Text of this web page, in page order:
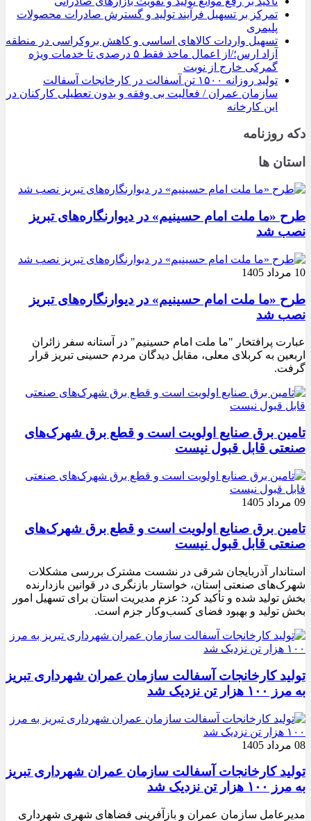
تمرکز بر تسهیل فرآیند تولید و گسترش صادرات محصولات
پلیمری
تسهیل واردات کالاهای اساسی و کاهش بروکراسی در منطقه
آزاد ارس؛/از اعمال ماخذ فقط ۵ درصدی تا خدمات ویژه
گمرکی خارج از نوبت
تولید روزانه ۱۵۰۰ تن آسفالت در کارخانجات آسفالت
سازمان عمران / فعالیت بی وفقه و بدون تعطیلی کارکنان در
این کارخانه
دکه روزنامه
استان ها
طرح «ما ملت امام حسینیم» در دیوارنگاره‌های تبریز
نصب شد
10 مرداد 1405
طرح «ما ملت امام حسینیم» در دیوارنگاره‌های تبریز
نصب شد
عبارت پرافتخار "ما ملت امام حسینیم" در آستانه سفر زائران
اربعین به کربلای معلی، مقابل دیدگان مردم حسینی تبریز قرار
گرفت.
تامین برق صنایع اولویت است و قطع برق شهرک‌های
صنعتی قابل قبول نیست
09 مرداد 1405
تامین برق صنایع اولویت است و قطع برق شهرک‌های
صنعتی قابل قبول نیست
استاندار آذربایجان شرقی در نشست مشترک بررسی مشکلات
شهرک‌های صنعتی استان، خواستار بازنگری در قوانین بازدارنده
بخش تولید شده و تأکید کرد: عزم مدیریت استان برای تسهیل امور
بخش تولید و بهبود فضای کسب‌وکار جزم است.
تولید کارخانجات آسفالت سازمان عمران شهرداری تبریز
به مرز ۱۰۰ هزار تن نزدیک شد
08 مرداد 1405
تولید کارخانجات آسفالت سازمان عمران شهرداری تبریز
به مرز ۱۰۰ هزار تن نزدیک شد
مدیرعامل سازمان عمران و بازآفرینی فضاهای شهری شهرداری